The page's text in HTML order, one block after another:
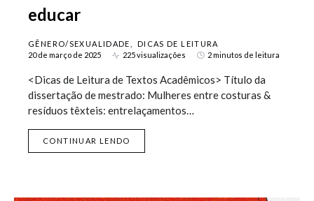
educar
GÊNERO/SEXUALIDADE
DICAS DE LEITURA
20 de março de 2025
225 visualizações 2 minutos de leitura
<Dicas de Leitura de Textos Acadêmicos> Título da
dissertação de mestrado: Mulheres entre costuras &
resíduos têxteis: entrelaçamentos…
CONTINUAR LENDO